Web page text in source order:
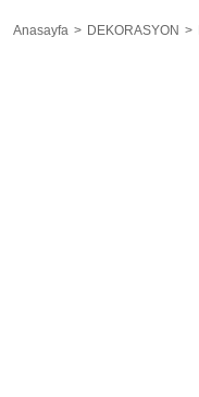
Anasayfa DEKORASYON